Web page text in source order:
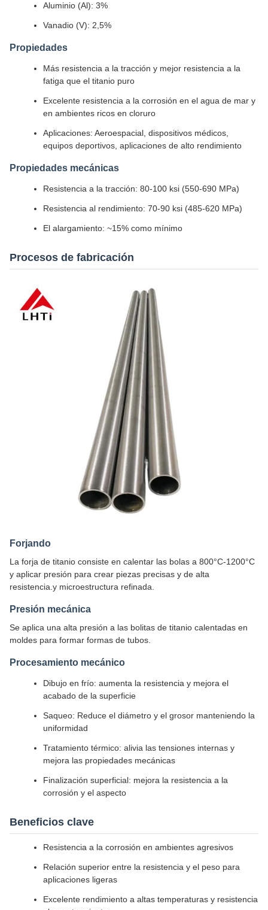
Aluminio (Al): 3%
Vanadio (V): 2,5%
Propiedades
Más resistencia a la tracción y mejor resistencia a la
fatiga que el titanio puro
Excelente resistencia a la corrosión en el agua de mar y
en ambientes ricos en cloruro
Aplicaciones: Aeroespacial, dispositivos médicos,
equipos deportivos, aplicaciones de alto rendimiento
Propiedades mecánicas
Resistencia a la tracción: 80-100 ksi (550-690 MPa)
Resistencia al rendimiento: 70-90 ksi (485-620 MPa)
El alargamiento: ~15% como mínimo
Procesos de fabricación
Forjando
La forja de titanio consiste en calentar las bolas a 800°C-1200°C
y aplicar presión para crear piezas precisas y de alta
resistencia.y microestructura refinada.
Presión mecánica
Se aplica una alta presión a las bolitas de titanio calentadas en
moldes para formar formas de tubos.
Procesamiento mecánico
Dibujo en frío: aumenta la resistencia y mejora el
acabado de la superficie
Saqueo: Reduce el diámetro y el grosor manteniendo la
uniformidad
Tratamiento térmico: alivia las tensiones internas y
mejora las propiedades mecánicas
Finalización superficial: mejora la resistencia a la
corrosión y el aspecto
Beneficios clave
Resistencia a la corrosión en ambientes agresivos
Relación superior entre la resistencia y el peso para
aplicaciones ligeras
Excelente rendimiento a altas temperaturas y resistencia